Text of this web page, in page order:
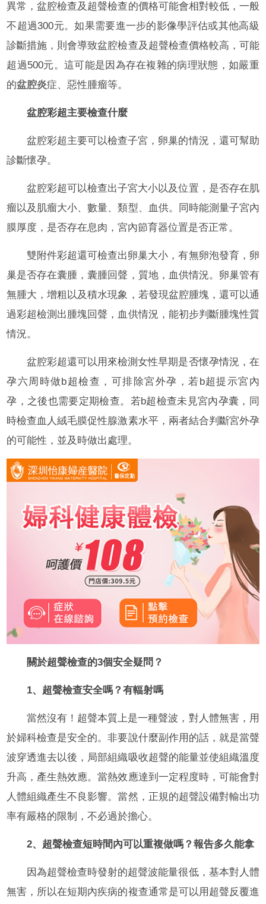
異常，盆腔檢查及超聲檢查的價格可能會相對較低，一般
不超過300元。如果需要進一步的影像學評估或其他高級
診斷措施，則會導致盆腔檢查及超聲檢查價格較高，可能
超過500元。這可能是因為存在複雜的病理狀態，如嚴重
的盆腔炎症、惡性腫瘤等。
盆腔彩超主要檢查什麼
盆腔彩超主要可以檢查子宮，卵巢的情況，還可幫助
診斷懷孕。
盆腔彩超可以檢查出子宮大小以及位置，是否存在肌
瘤以及肌瘤大小、數量、類型、血供。同時能測量子宮內
膜厚度，是否存在息肉，宮內節育器位置是否正常。
雙附件彩超還可檢查出卵巢大小，有無卵泡發育，卵
巢是否存在囊腫，囊腫回聲，質地，血供情況。卵巢管有
無腫大，增粗以及積水現象，若發現盆腔腫塊，還可以通
過彩超檢測出腫塊回聲，血供情況，能初步判斷腫塊性質
情況。
盆腔彩超還可以用來檢測女性早期是否懷孕情況，在
孕六周時做b超檢查，可排除宮外孕，若b超提示宮內
孕，之後也需要定期檢查。若b超檢查未見宮內孕囊，同
時檢查血人絨毛膜促性腺激素水平，兩者結合判斷宮外孕
的可能性，並及時做出處理。
關於超聲檢查的3個安全疑問？
1、超聲檢查安全嗎？有輻射嗎
當然沒有！超聲本質上是一種聲波，對人體無害，用
於婦科檢查是安全的。非要說什麼副作用的話，就是當聲
波穿透進去以後，局部組織吸收超聲的能量並使組織溫度
升高，產生熱效應。當熱效應達到一定程度時，可能會對
人體組織產生不良影響。當然，正規的超聲設備對輸出功
率有嚴格的限制，不必過於擔心。
2、超聲檢查短時間內可以重複做嗎？報告多久能拿
因為超聲檢查時發射的超聲波能量很低，基本對人體
無害，所以在短期內疾病的複查通常是可以用超聲反覆進